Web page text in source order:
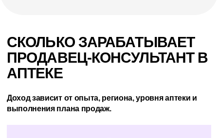
СКОЛЬКО ЗАРАБАТЫВАЕТ
ПРОДАВЕЦ-КОНСУЛЬТАНТ В
АПТЕКЕ
Доход зависит от опыта, региона, уровня аптеки и
выполнения плана продаж.